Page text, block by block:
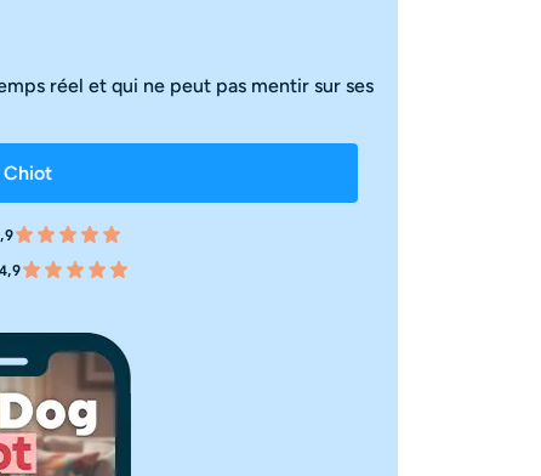
réel et qui ne peut pas mentir sur ses
Chiot